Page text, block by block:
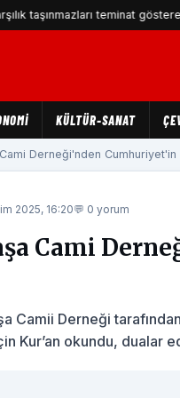
teminat gösterecek
KÜLTÜR-SANAT
Derneği'nden Cumhuriyet'in
2025, 16:20💬 0 yorum
Cami
Camii Derneği
Kur’an okundu, dualar